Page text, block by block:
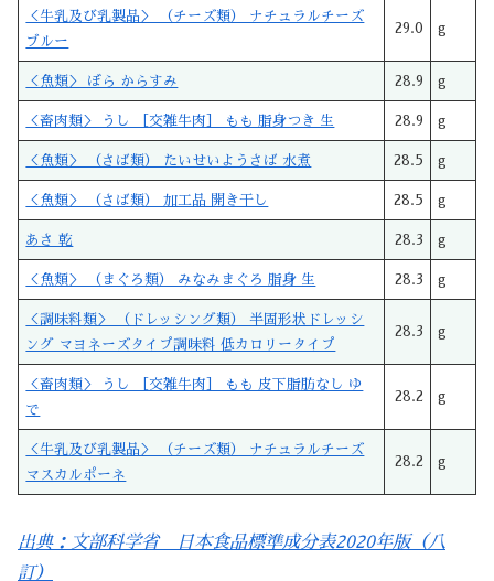
＜牛乳及び乳製品＞ （チーズ類） ナチュラルチーズ
ブルー
29.0 g
＜魚類＞ ぼら からすみ 28.9 g
＜畜肉類＞ うし ［交雑牛肉］ もも 脂身つき 生 28.9 g
＜魚類＞ （さば類） たいせいようさば 水煮 28.5 g
＜魚類＞ （さば類） 加工品 開き干し 28.5 g
あさ 乾 28.3 g
＜魚類＞ （まぐろ類） みなみまぐろ 脂身 生 28.3 g
＜調味料類＞ （ドレッシング類） 半固形状ドレッシ
ング マヨネーズタイプ調味料 低カロリータイプ
28.3 g
＜畜肉類＞ うし ［交雑牛肉］ もも 皮下脂肪なし ゆ
で
28.2 g
＜牛乳及び乳製品＞ （チーズ類） ナチュラルチーズ
マスカルポーネ
28.2 g
出典：文部科学省 日本食品標準成分表2020年版（八
訂）